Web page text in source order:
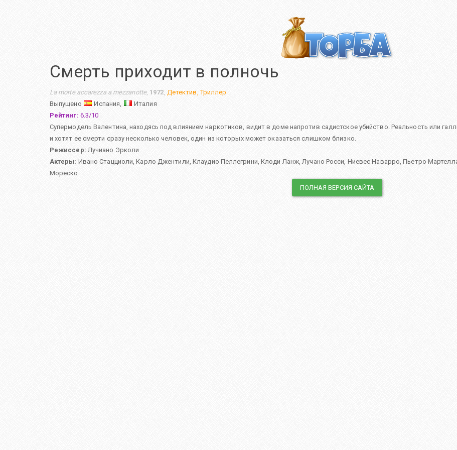
Смерть приходит в полночь
La morte accarezza a mezzanotte, 1972, Детектив,Триллер
Выпущено
Испания,
Италия
Рейтинг: 6.3/10
Супермодель Валентина, находясь под влиянием наркотиков, видит в доме напротив садистское убийство. Реальность или
и хотят ее смерти сразу несколько человек, один из которых может оказаться слишком близко.
Режиссер: Лучиано Эрколи
Актеры: Ивано Стацциоли,Карло Джентили, Клаудио Пеллегрини,Клоди Ланж,Лучано Росси, Ниевес Наварро,Пьетро
Мореско
ПОЛНАЯ ВЕРСИЯ САЙТА